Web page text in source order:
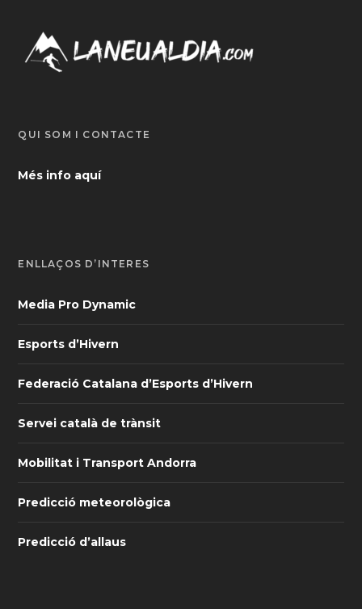
QUI SOM I CONTACTE
Més info aquí
ENLLAÇOS D’INTERÈS
Media Pro Dynamic
Esports d’Hivern
Federació Catalana d’Esports d’Hivern
Servei català de trànsit
Mobilitat i Transport Andorra
Predicció meteorològica
Predicció d’allaus